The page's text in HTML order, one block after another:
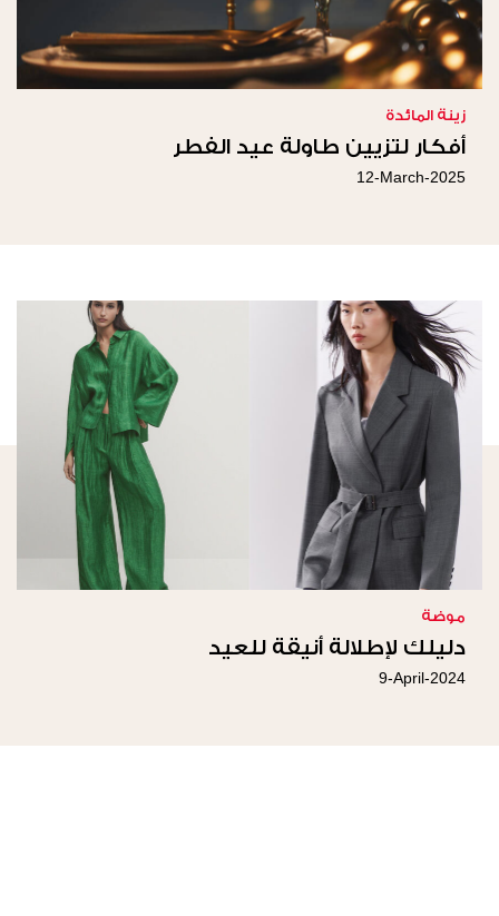
زينة المائدة
أفكار لتزيين طاولة عيد الفطر
12-March-2025
موضة
دليلك لإطلالة أنيقة للعيد
9-April-2024